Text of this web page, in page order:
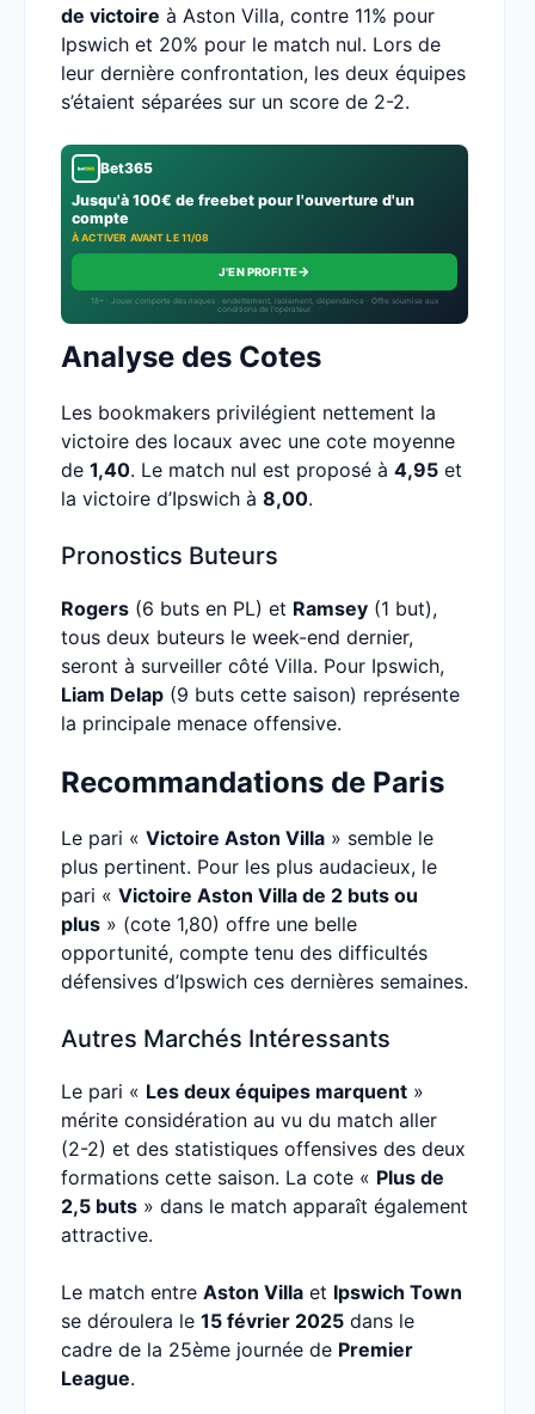
de victoire à Aston Villa, contre 11% pour
Ipswich et 20% pour le match nul. Lors de
leur dernière confrontation, les deux équipes
s’étaient séparées sur un score de 2-2.
Bet365
Jusqu'à 100€ de freebet pour l'ouverture d'un
compte
À ACTIVER AVANT LE 11/08
J'EN PROFITE→
18+ · Jouer comporte des risques : endettement, isolement, dépendance · Offre soumise aux
conditions de l’opérateur.
Analyse des Cotes
Les bookmakers privilégient nettement la
victoire des locaux avec une cote moyenne
de 1,40. Le match nul est proposé à 4,95 et
la victoire d’Ipswich à 8,00.
Pronostics Buteurs
Rogers (6 buts en PL) et Ramsey (1 but),
tous deux buteurs le week-end dernier,
seront à surveiller côté Villa. Pour Ipswich,
Liam Delap (9 buts cette saison) représente
la principale menace offensive.
Recommandations de Paris
Le pari « Victoire Aston Villa » semble le
plus pertinent. Pour les plus audacieux, le
pari « Victoire Aston Villa de 2 buts ou
plus » (cote 1,80) offre une belle
opportunité, compte tenu des difficultés
défensives d’Ipswich ces dernières semaines.
Autres Marchés Intéressants
Le pari « Les deux équipes marquent »
mérite considération au vu du match aller
(2-2) et des statistiques offensives des deux
formations cette saison. La cote « Plus de
2,5 buts » dans le match apparaît également
attractive.
Le match entre Aston Villa et Ipswich Town
se déroulera le 15 février 2025 dans le
cadre de la 25ème journée de Premier
League.